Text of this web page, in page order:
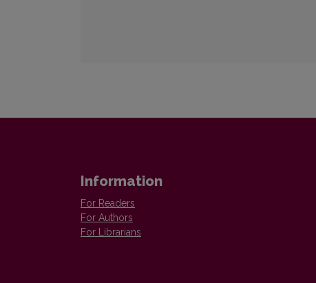
Information
For Readers
For Authors
For Librarians